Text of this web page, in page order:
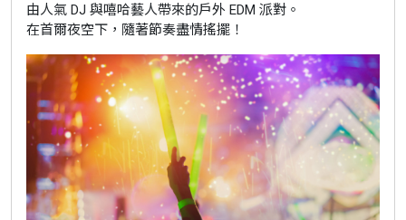
由人氣 DJ 與嘻哈藝人帶來的戶外 EDM 派對。
在首爾夜空下，隨著節奏盡情搖擺！